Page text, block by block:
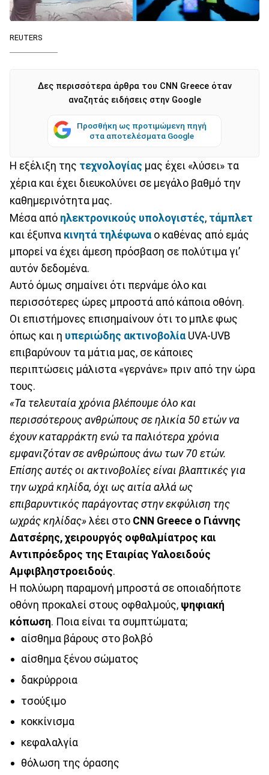
REUTERS
Δες περισσότερα άρθρα του CNN Greece όταν
αναζητάς ειδήσεις στην Google
Προσθήκη ως προτιμώμενη πηγή
στα αποτελέσματα Google
Η εξέλιξη της τεχνολογίας μας έχει «λύσει» τα
χέρια και έχει διευκολύνει σε μεγάλο βαθμό την
καθημερινότητα μας.
Μέσα από ηλεκτρονικούς υπολογιστές, τάμπλετ
και έξυπνα κινητά τηλέφωνα ο καθένας από εμάς
μπορεί να έχει άμεση πρόσβαση σε πολύτιμα γι’
αυτόν δεδομένα.
Αυτό όμως σημαίνει ότι περνάμε όλο και
περισσότερες ώρες μπροστά από κάποια οθόνη.
Οι επιστήμονες επισημαίνουν ότι το μπλε φως
όπως και η υπεριώδης ακτινοβολία UVA-UVB
επιβαρύνουν τα μάτια μας, σε κάποιες
περιπτώσεις μάλιστα «γερνάνε» πριν από την ώρα
τους.
«Τα τελευταία χρόνια βλέπουμε όλο και
περισσότερους ανθρώπους σε ηλικία 50 ετών να
έχουν καταρράκτη ενώ τα παλιότερα χρόνια
εμφανιζόταν σε ανθρώπους άνω των 70 ετών.
Επίσης αυτές οι ακτινοβολίες είναι βλαπτικές για
την ωχρά κηλίδα, όχι ως αιτία αλλά ως
επιβαρυντικός παράγοντας στην εκφύλιση της
ωχράς κηλίδας» λέει στο CNN Greece o Γιάννης
Δατσέρης, χειρουργός οφθαλμίατρος και
Αντιπρόεδρος της Εταιρίας Υαλοειδούς
Αμφιβληστροειδούς.
Η πολύωρη παραμονή μπροστά σε οποιαδήποτε
οθόνη προκαλεί στους οφθαλμούς, ψηφιακή
κόπωση. Ποια είναι τα συμπτώματα;
αίσθημα βάρους στο βολβό
αίσθημα ξένου σώματος
δακρύρροια
τσούξιμο
κοκκίνισμα
κεφαλαλγία
θόλωση της όρασης